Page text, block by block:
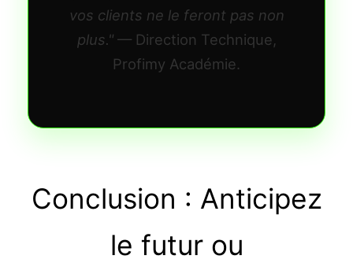
vos clients ne le feront pas non
plus."— Direction Technique,
Profimy Académie.
Conclusion : Anticipez
le futur ou